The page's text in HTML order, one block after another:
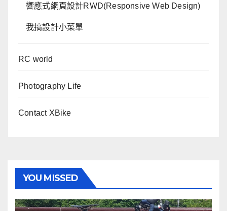
響應式網頁設計RWD(Responsive Web Design)
我搞設計小菜單
RC world
Photography Life
Contact XBike
YOU MISSED